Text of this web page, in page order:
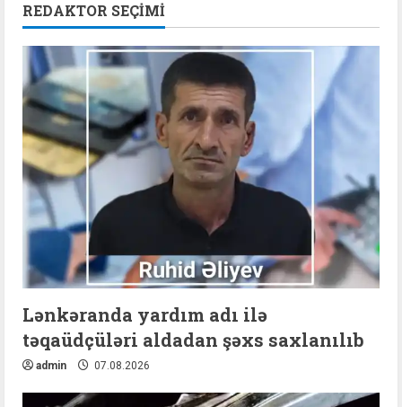
REDAKTOR SEÇIMI
Lənkəranda yardım adı ilə
təqaüdçüləri aldadan şəxs saxlanılıb
admin 07.08.2026